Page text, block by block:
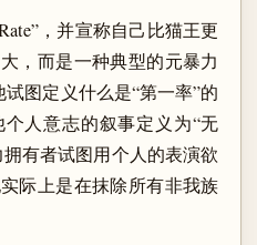
，并宣称自己比猫王更
，而是一种典型的元暴力
图定义什么是“第一率”的
人意志的叙事定义为“无
有者试图用个人的表演欲
际上是在抹除所有非我族